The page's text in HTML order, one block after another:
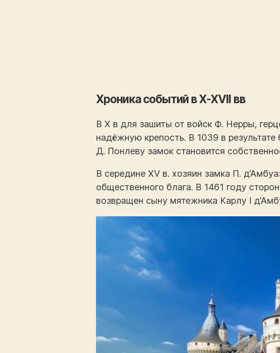
Хроника событий в X-XVII вв
В X в для зашиты от войск Ф. Нерры,
надёжную крепость. В 1039 в
Д. Понлеву замок становится
В середине XV в. хозяин замка П.
общественного блага. В 1461 году
возвращен сыну мятежника Карлу I